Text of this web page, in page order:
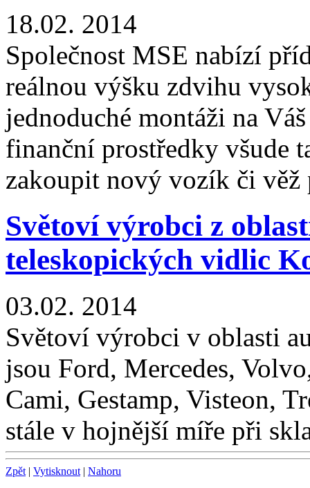
18.02. 2014
Společnost MSE nabízí
reálnou výšku zdvihu
jednoduché montáži na
finanční prostředky všude
zakoupit nový vozík či
Světoví výrobci z
teleskopických vidlic
03.02. 2014
Světoví výrobci v oblasti
jsou Ford, Mercedes,
Cami, Gestamp, Visteon,
stále v hojnější míře při
Zpět | Vytisknout | Nahoru